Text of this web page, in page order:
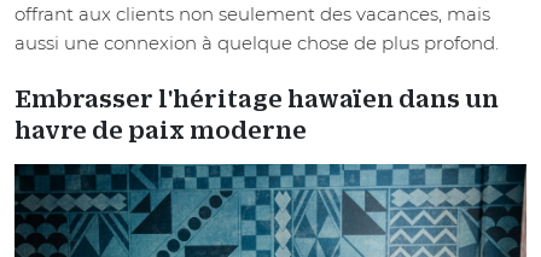
offrant aux clients non seulement des vacances, mais
aussi une connexion à quelque chose de plus profond.
Embrasser l'héritage hawaïen dans un
havre de paix moderne